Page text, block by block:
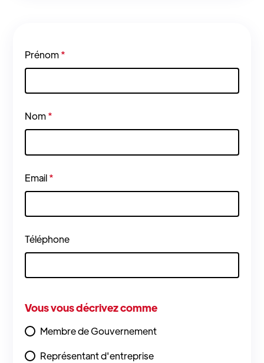
Prénom*
Nom*
Email*
Téléphone
Vous vous décrivez comme
Membre de Gouvernement
Représentant d'entreprise